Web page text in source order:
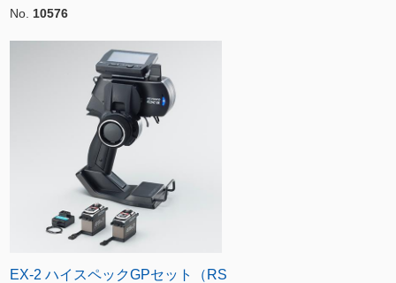
No. 10576
EX-2 ハイスペックGPセット（RS